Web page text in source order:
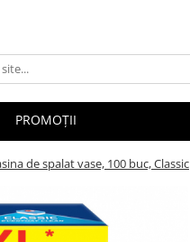
PROMOȚII
de spalat vase, 100 buc, Classic